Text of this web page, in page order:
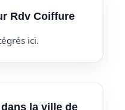
Rdv Coiffure
ici.
la ville de